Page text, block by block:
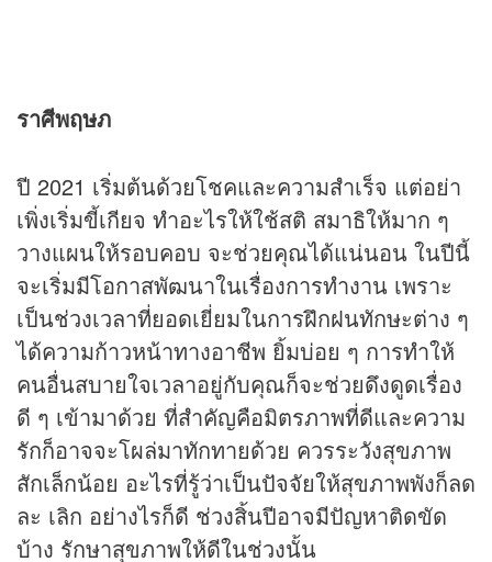
ราศีพฤษภ
ปี 2021 เริ่มต้นด้วยโชคและความสำเร็จ แต่อย่า
เพิ่งเริ่มขี้เกียจ ทำอะไรให้ใช้สติ สมาธิให้มาก ๆ
วางแผนให้รอบคอบ จะช่วยคุณได้แน่นอน ในปีนี้
จะเริ่มมีโอกาสพัฒนาในเรื่องการทำงาน เพราะ
เป็นช่วงเวลาที่ยอดเยี่ยมในการฝึกฝนทักษะต่าง ๆ
ได้ความก้าวหน้าทางอาชีพ ยิ้มบ่อย ๆ การทำให้
คนอื่นสบายใจเวลาอยู่กับคุณก็จะช่วยดึงดูดเรื่อง
ดี ๆ เข้ามาด้วย ที่สำคัญคือมิตรภาพที่ดีและความ
รักก็อาจจะโผล่มาทักทายด้วย ควรระวังสุขภาพ
สักเล็กน้อย อะไรที่รู้ว่าเป็นปัจจัยให้สุขภาพพังก็ลด
ละ เลิก อย่างไรก็ดี ช่วงสิ้นปีอาจมีปัญหาติดขัด
บ้าง รักษาสุขภาพให้ดีในช่วงนั้น